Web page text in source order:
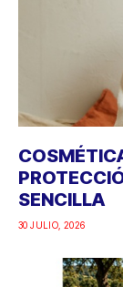
SENCILLA
30 JULIO, 2026